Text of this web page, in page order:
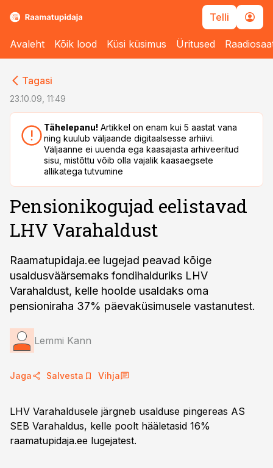
Telli
Avaleht Kõik lood Küsi küsimus Üritused
Tagasi
23.10.09, 11:49
Tähelepanu! Artikkel on enam kui 5 aastat vana
ning kuulub väljaande digitaalsesse arhiivi.
Väljaanne ei uuenda ega kaasajasta arhiveeritud
sisu, mistõttu võib olla vajalik kaasaegsete
allikatega tutvumine
Pensionikogujad eelistavad
LHV Varahaldust
Raamatupidaja.ee lugejad peavad kõige
usaldusväärsemaks fondihalduriks LHV
Varahaldust, kelle hoolde usaldaks oma
pensioniraha 37% päevaküsimusele vastanutest.
Lemmi Kann
Jaga Salvesta Vihja
LHV Varahaldusele järgneb usalduse pingereas AS
SEB Varahaldus, kelle poolt hääletasid 16%
raamatupidaja.ee lugejatest.